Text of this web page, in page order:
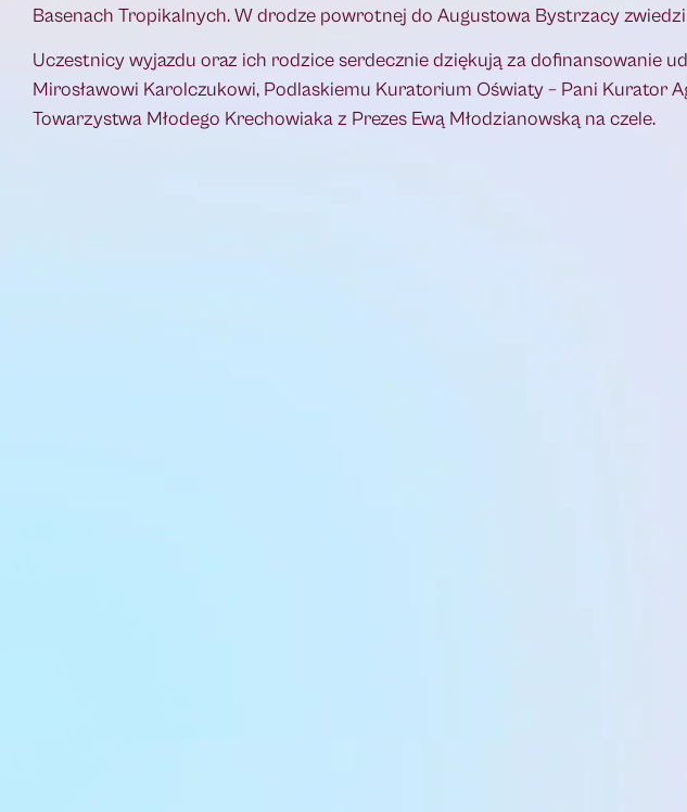
Basenach Tropikalnych. W drodze powrotnej do Augustowa Bystrzacy
Uczestnicy wyjazdu oraz ich rodzice serdecznie dziękują za dofinansowanie
Mirosławowi Karolczukowi, Podlaskiemu Kuratorium Oświaty – Pani Kurator
Towarzystwa Młodego Krechowiaka z Prezes Ewą Młodzianowską na czele.